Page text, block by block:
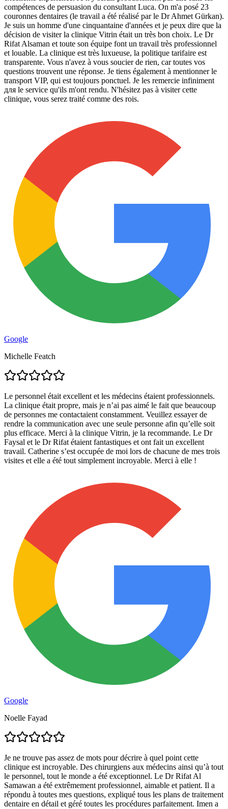
compétences de persuasion du consultant Luca. On m'a posé 23
couronnes dentaires (le travail a été réalisé par le Dr Ahmet Gürkan).
Je suis un homme d'une cinquantaine d'années et je peux dire que la
décision de visiter la clinique Vitrin était un très bon choix. Le Dr
Rifat Alsaman et toute son équipe font un travail très professionnel
et louable. La clinique est très luxueuse, la politique tarifaire est
transparente. Vous n'avez à vous soucier de rien, car toutes vos
questions trouvent une réponse. Je tiens également à mentionner le
transport VIP, qui est toujours ponctuel. Je les remercie infiniment
для le service qu'ils m'ont rendu. N'hésitez pas à visiter cette
clinique, vous serez traité comme des rois.
Google
Michelle Featch
Le personnel était excellent et les médecins étaient professionnels.
La clinique était propre, mais je n’ai pas aimé le fait que beaucoup
de personnes me contactaient constamment. Veuillez essayer de
rendre la communication avec une seule personne afin qu’elle soit
plus efficace. Merci à la clinique Vitrin, je la recommande. Le Dr
Faysal et le Dr Rifat étaient fantastiques et ont fait un excellent
travail. Catherine s’est occupée de moi lors de chacune de mes trois
visites et elle a été tout simplement incroyable. Merci à elle !
Google
Noelle Fayad
Je ne trouve pas assez de mots pour décrire à quel point cette
clinique est incroyable. Des chirurgiens aux médecins ainsi qu’à tout
le personnel, tout le monde a été exceptionnel. Le Dr Rifat Al
Samawan a été extrêmement professionnel, aimable et patient. Il a
répondu à toutes mes questions, expliqué tous les plans de traitement
dentaire en détail et géré toutes les procédures parfaitement. Imen a